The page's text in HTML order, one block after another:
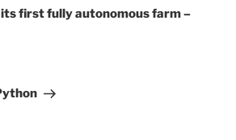
its first fully autonomous farm –